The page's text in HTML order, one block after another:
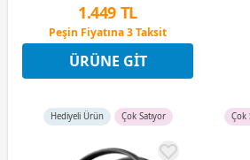
1.449 TL
Peşin Fiyatına 3 Taksit
12 Ay x 170 TL taksitle
Peşin Fiyatına 3 Taksit
ÜRÜNE GIT
Hediyeli Ürün Çok Satıyor Çok